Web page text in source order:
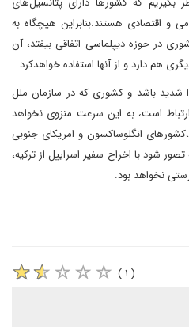
و اقتصادی هستند.بنابراین هیچگاه به
در حوزه دیپلماسی اتفاقی بیفتد، آن
هم دارد و از آنها استفاده خواهدکرد.
شدید باشد و کشوری که در سازمان ملل
است، به این سرعت منزوی نخواهد
25 کشور، امریکا،کشورهای انگلوساکسون و امریکای جنوبی
شود با اخراج سفیر اسراییل از ترکیه،
نخواهد بود.
( ۱ )